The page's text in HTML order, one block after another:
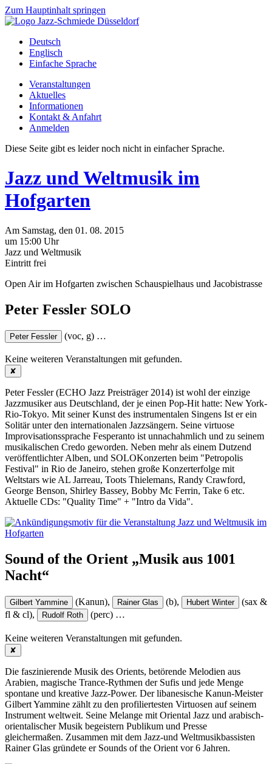
Zum Hauptinhalt springen
Deutsch
Englisch
Einfache Sprache
Veranstaltungen
Aktuelles
Informationen
Kontakt & Anfahrt
Anmelden
Diese Seite gibt es leider noch nicht in einfacher Sprache.
Jazz und Weltmusik im
Hofgarten
Am Samstag, den 01. 08. 2015
um 15:00 Uhr
Jazz und Weltmusik
Eintritt frei
Open Air im Hofgarten zwischen Schauspielhaus und Jacobistrasse
Peter Fessler SOLO
Peter Fessler (voc, g) …
Keine weiteren Veranstaltungen mit gefunden.
✘
Peter Fessler (ECHO Jazz Preisträger 2014) ist wohl der einzige
Jazzmusiker aus Deutschland, der je einen Pop-Hit hatte: New York-
Rio-Tokyo. Mit seiner Kunst des instrumentalen Singens Ist er ein
Solitär unter den internationalen Jazzsängern. Seine virtuose
Improvisationssprache Fesperanto ist unnachahmlich und zu seinem
musikalischen Credo geworden. Neben mehr als einem Dutzend
veröffentlichter Alben, und SOLOKonzerten beim "Petropolis
Festival" in Rio de Janeiro, stehen große Konzerterfolge mit
Weltstars wie AL Jarreau, Toots Thielemans, Randy Crawford,
George Benson, Shirley Bassey, Bobby Mc Ferrin, Take 6 etc.
Aktuelle CDs: "Quality Time" + "Intro da Vida".
Sound of the Orient „Musik aus 1001
Nacht“
Gilbert Yammine (Kanun), Rainer Glas (b), Hubert Winter
(sax &
fl & cl),
Rudolf Roth (perc) …
Keine weiteren Veranstaltungen mit gefunden.
✘
Die faszinierende Musik des Orients, betörende Melodien aus
Arabien, magische Trance-Rythmen der Sufis und jede Menge
spontane und kreative Jazz-Power. Der libanesische Kanun-Meister
Gilbert Yammine zählt zu den profiliertesten Virtuosen auf seinem
Instrument weltweit. Seine Melange mit Oriental Jazz und arabisch-
orientalischer Musik begeistern Publikum und Presse
gleichermaßen. Zusammen mit dem Jazz-und Weltmusikbassisten
Rainer Glas gründete er Sounds of the Orient vor 6 Jahren.